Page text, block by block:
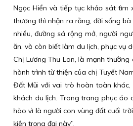
Ngọc Hiển và tiếp tục khảo sát tìm
thương thì nhận ra rằng, đời sống
nhiều, đường sá rộng mở, người
ăn, và còn biết làm du lịch, phục vụ
Chị Lương Thu Lan, là mạnh
hành trình từ thiện của chị Tuyết
Đất Mũi với vai trò hoàn toàn khác,
khách du lịch. Trong trang phục áo
hào vì là người con vùng đất cuối
kiện trọng đại này”.